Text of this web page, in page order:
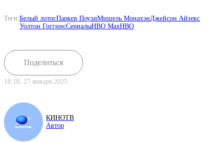
Теги:Белый лотосПаркер ПоузиМишель МонахэнДжейсон Айзекс
Уолтон ГоггинсСериалыHBO MaxHBO
Поделиться
18:18, 27 января 2025
КИНОТВ
Автор